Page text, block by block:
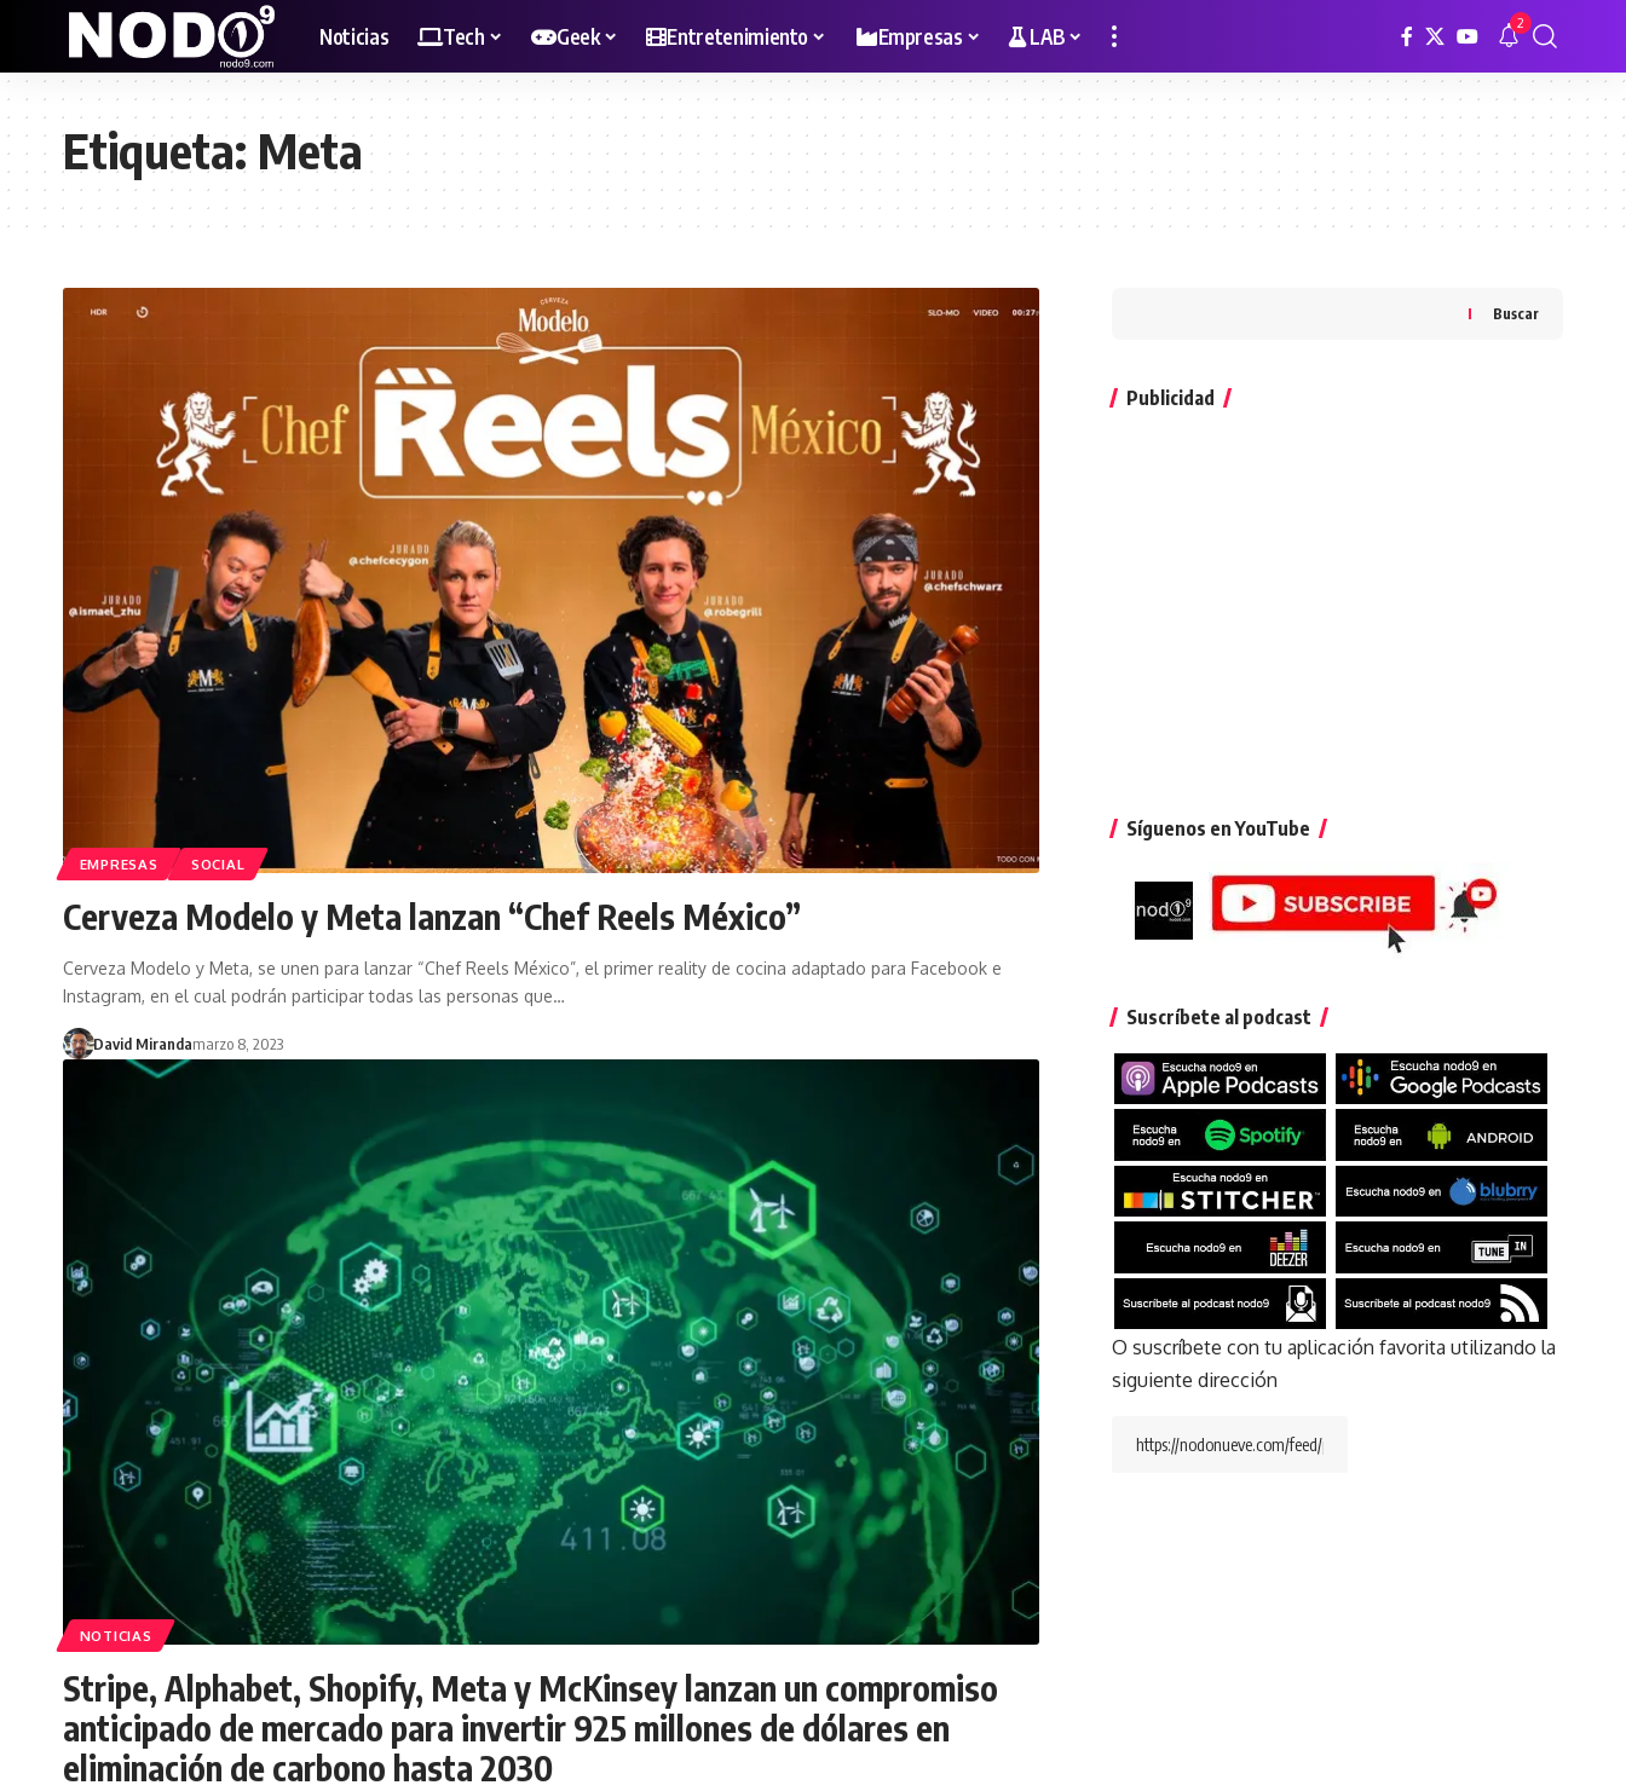
Noticias Tech Geek Entretenimiento Empresas LAB 2
Etiqueta: Meta
EMPRESAS SOCIAL
Cerveza Modelo y Meta lanzan “Chef Reels México”
Cerveza Modelo y Meta, se unen para lanzar “Chef Reels México”, el primer reality de cocina adaptado para Facebook e
Instagram, en el cual podrán participar todas las personas que…
David Mirandamarzo 8, 2023
NOTICIAS
Stripe, Alphabet, Shopify, Meta y McKinsey lanzan un compromiso
anticipado de mercado para invertir 925 millones de dólares en
eliminación de carbono hasta 2030
Buscar
Publicidad
Síguenos en YouTube
Suscríbete al podcast
O suscríbete con tu aplicación favorita utilizando la
siguiente dirección